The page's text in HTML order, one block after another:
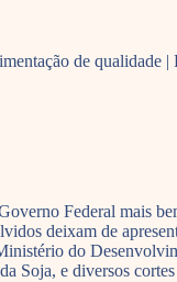
de qualidade |
Federal mais
deixam de
do
e diversos